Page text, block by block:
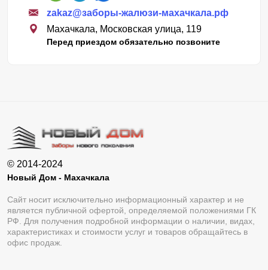
zakaz@заборы-жалюзи-махачкала.рф
Махачкала, Московская улица, 119
Перед приездом обязательно позвоните
© 2014-2024
Новый Дом - Махачкала
Сайт носит исключительно информационный характер и не
является публичной офертой, определяемой положениями ГК
РФ. Для получения подробной информации о наличии, видах,
характеристиках и стоимости услуг и товаров обращайтесь в
офис продаж.